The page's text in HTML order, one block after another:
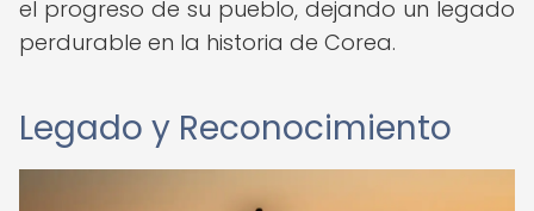
el progreso de su pueblo, dejando un legado
perdurable en la historia de Corea.
Legado y Reconocimiento